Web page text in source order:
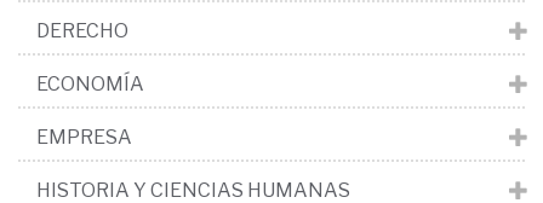
DERECHO
ECONOMÍA
EMPRESA
HISTORIA Y CIENCIAS HUMANAS